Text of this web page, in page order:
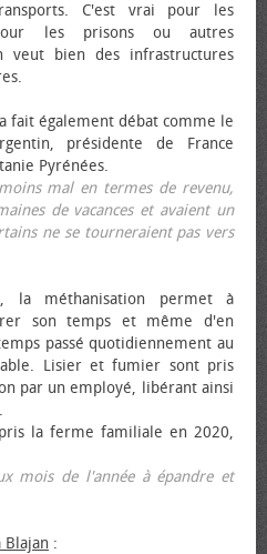
C'est vrai pour les
les prisons ou autres
veut bien des infrastructures
fait également débat comme le
présidente de France
Pyrénées.
mal en termes de revenu,
de vacances et avaient un
ne se tourneraient pas vers
la méthanisation permet à
son temps et même d'en
passé quotidiennement au
Lisier et fumier sont pris
par un employé, libérant ainsi
la ferme familiale en 2020,
mois de l'année à épandre et
Blajan :